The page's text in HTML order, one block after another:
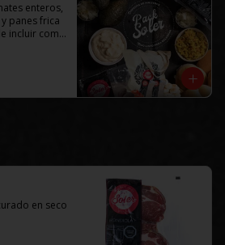
enteros,
panes frica
incluir como
en seco